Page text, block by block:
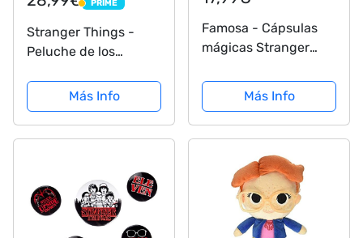
PRIME
PRIME
Stranger Things -
Peluche de los
Stranger Things - 28
Centímetros - Once,
Will, Mike, Dustin,
Calidad Super Soft
(Demogorgon)
Más Info
Famosa - Cápsulas
mágicas Stranger
de escena diferentes
de la serie, muñecos
de personajes y
accesorios, entrega
aleatoria (700017348)
Más Info